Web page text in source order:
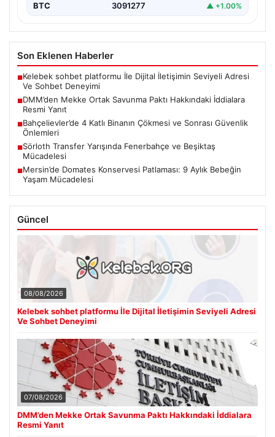
BTC 3091277 ▲ +1.00%
Son Eklenen Haberler
■Kelebek sohbet platformu İle Dijital İletişimin Seviyeli Adresi
Ve Sohbet Deneyimi
■DMM’den Mekke Ortak Savunma Paktı Hakkındaki İddialara
Resmi Yanıt
■Bahçelievler’de 4 Katlı Binanın Çökmesi ve Sonrası Güvenlik
Önlemleri
■Sörloth Transfer Yarışında Fenerbahçe ve Beşiktaş
Mücadelesi
■Mersin’de Domates Konservesi Patlaması: 9 Aylık Bebeğin
Yaşam Mücadelesi
Güncel
08/08/2026
Kelebek sohbet platformu İle Dijital İletişimin Seviyeli Adresi
Ve Sohbet Deneyimi
07/08/2026
DMM’den Mekke Ortak Savunma Paktı Hakkındaki İddialara
Resmi Yanıt